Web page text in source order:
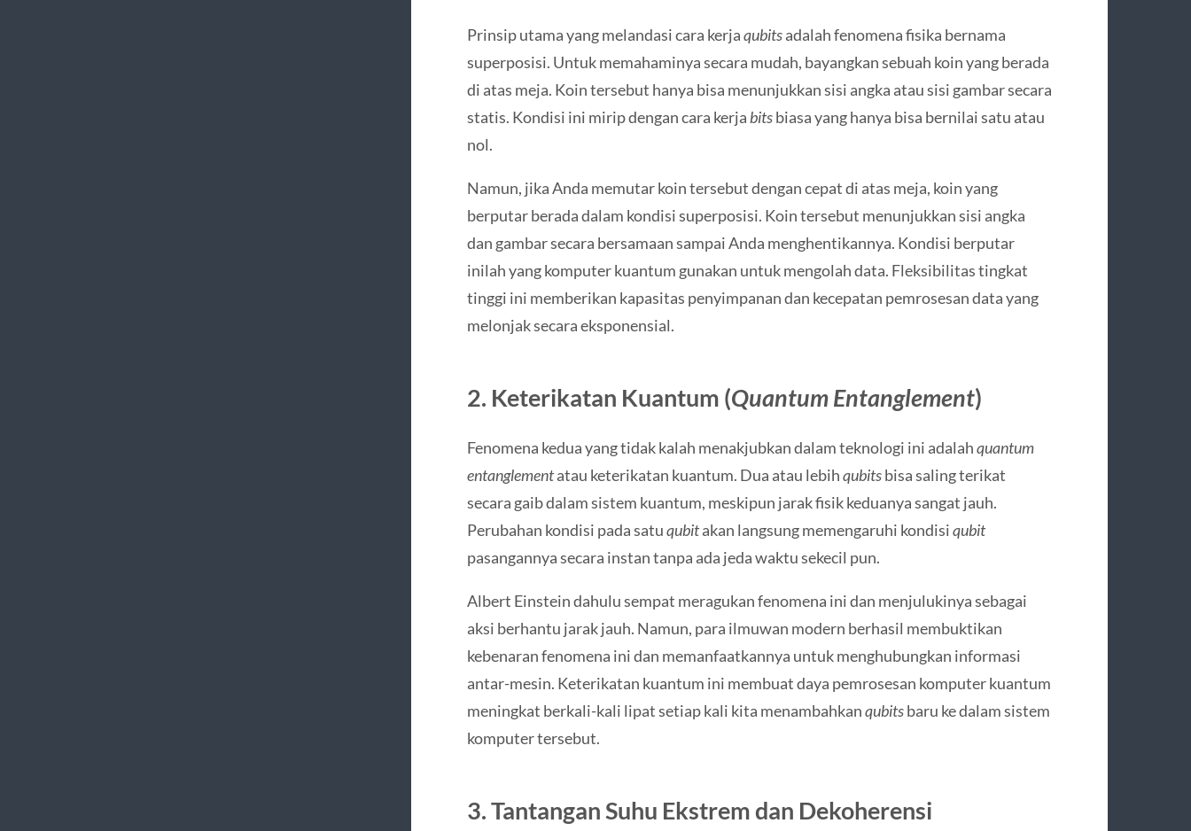
Prinsip utama yang melandasi cara kerjaqubitsadalah fenomena fisika bernama
superposisi. Untuk memahaminya secara mudah, bayangkan sebuah koin yang berada
di atas meja. Koin tersebut hanya bisa menunjukkan sisi angka atau sisi gambar secara
statis. Kondisi ini mirip dengan cara kerja bitsbiasa yang hanya bisa bernilai satu atau
nol.
Namun, jika Anda memutar koin tersebut dengan cepat di atas meja, koin yang
berputar berada dalam kondisi superposisi. Koin tersebut menunjukkan sisi angka
dan gambar secara bersamaan sampai Anda menghentikannya. Kondisi berputar
inilah yang komputer kuantum gunakan untuk mengolah data. Fleksibilitas tingkat
tinggi ini memberikan kapasitas penyimpanan dan kecepatan pemrosesan data yang
melonjak secara eksponensial.
2. Keterikatan Kuantum (Quantum Entanglement)
Fenomena kedua yang tidak kalah menakjubkan dalam teknologi ini adalahquantum
entanglementatau keterikatan kuantum. Dua atau lebihqubitsbisa saling terikat
secara gaib dalam sistem kuantum, meskipun jarak fisik keduanya sangat jauh.
Perubahan kondisi pada satuqubitakan langsung memengaruhi kondisiqubit
pasangannya secara instan tanpa ada jeda waktu sekecil pun.
Albert Einstein dahulu sempat meragukan fenomena ini dan menjulukinya sebagai
aksi berhantu jarak jauh. Namun, para ilmuwan modern berhasil membuktikan
kebenaran fenomena ini dan memanfaatkannya untuk menghubungkan informasi
antar-mesin. Keterikatan kuantum ini membuat daya pemrosesan komputer kuantum
meningkat berkali-kali lipat setiap kali kita menambahkanqubitsbaru ke dalam sistem
komputer tersebut.
3. Tantangan Suhu Ekstrem dan Dekoherensi